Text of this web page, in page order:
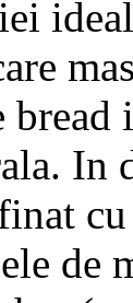
bread
In
de